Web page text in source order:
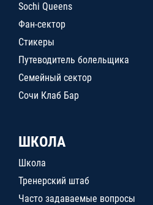
Sochi Queens
Фан-сектор
Стикеры
Путеводитель болельщика
Семейный сектор
Сочи Клаб Бар
ШКОЛА
Школа
Тренерский штаб
Часто задаваемые вопросы